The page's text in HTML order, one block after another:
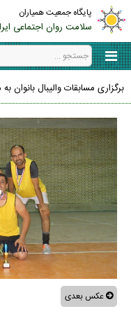
پایگاه جمعیت همیاران
سلامت روان اجتماعی
برگزاری مسابقات والیبال بانوان
عکس بعدی